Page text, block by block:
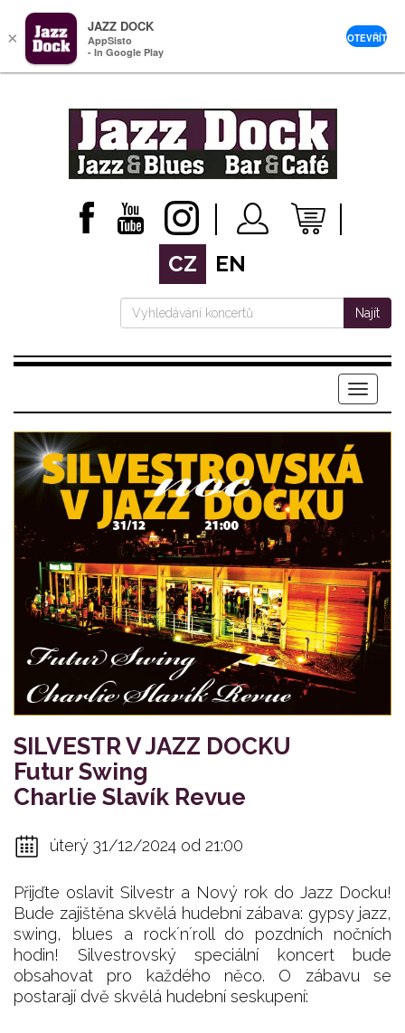
CZ EN
Najít
Menu
SILVESTR V JAZZ DOCKU
Futur Swing
Charlie Slavík Revue
úterý 31/12/2024 od 21:00
Přijďte oslavit Silvestr a Nový rok do Jazz Docku!
Bude zajištěna skvělá hudební zábava: gypsy jazz,
swing, blues a rock´n´roll do pozdních nočních
hodin! Silvestrovský speciální koncert bude
obsahovat pro každého něco. O zábavu se
postarají dvě skvělá hudební seskupení:
×
JAZZ DOCK
AppSisto
- In Google Play
OTEVŘÍT